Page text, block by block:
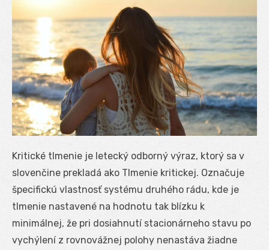
Kritické tlmenie je letecký odborný výraz, ktorý sa v
slovenčine prekladá ako Tlmenie kritickej. Označuje
špecifickú vlastnosť systému druhého rádu, kde je
tlmenie nastavené na hodnotu tak blízku k
minimálnej, že pri dosiahnutí stacionárneho stavu po
vychýlení z rovnovážnej polohy nenastáva žiadne